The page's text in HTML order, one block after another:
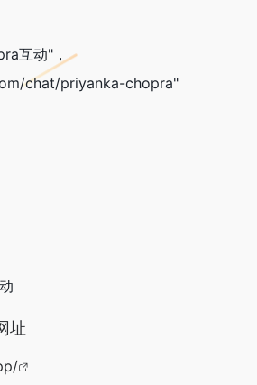
互动"，
chat/priyanka-chopra"
址